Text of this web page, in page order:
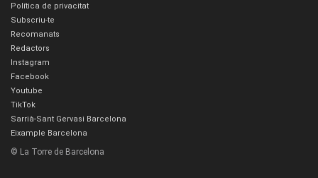
Política de privacitat
Subscriu-te
Recomanats
Redactors
Instagram
Facebook
Youtube
TikTok
Sarrià-Sant Gervasi Barcelona
Eixample Barcelona
© La Torre de Barcelona